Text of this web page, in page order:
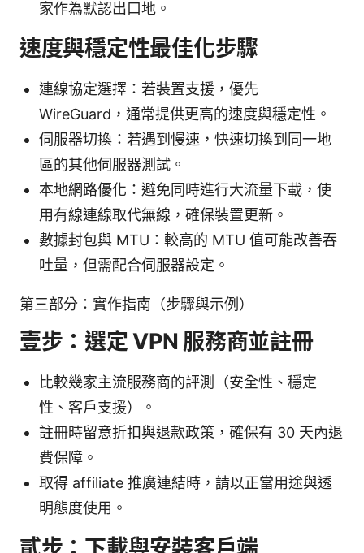
家作為默認出口地。
速度與穩定性最佳化步驟
連線協定選擇：若裝置支援，優先
WireGuard，通常提供更高的速度與穩定性。
伺服器切換：若遇到慢速，快速切換到同一地
區的其他伺服器測試。
本地網路優化：避免同時進行大流量下載，使
用有線連線取代無線，確保裝置更新。
數據封包與 MTU：較高的 MTU 值可能改善吞
吐量，但需配合伺服器設定。
第三部分：實作指南（步驟與示例）
壹步：選定 VPN 服務商並註冊
比較幾家主流服務商的評測（安全性、穩定
性、客戶支援）。
註冊時留意折扣與退款政策，確保有 30 天內退
費保障。
取得 affiliate 推廣連結時，請以正當用途與透
明態度使用。
貳步：下載與安裝客戶端